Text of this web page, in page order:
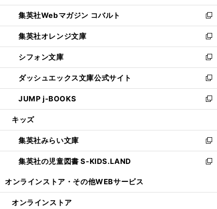
開
く
ウ
で
開
く
ン
ド
ウ
で
開
く
ウ
ィ
ン
ド
ウ
で
開
く
集英社Webマガジン コバルト
新
し
い
ウ
ィ
ン
ド
ウ
で
開
集英社オレンジ文庫
新
し
い
ウ
ィ
ン
ド
ウ
開
く
シフォン文庫
新
し
い
ウ
ィ
ン
ウ
で
開
く
ダッシュエックス文庫公式サイト
新
し
い
ウ
ン
ド
ウ
で
JUMP j-BOOKS
新
し
ウ
ィ
ン
ド
開
キッズ
集英社みらい文庫
新
し
い
ン
集英社の児童図書 S-KIDS.LAND
新
ウ
オンラインストア・ その他WEBサービス
オンラインストア